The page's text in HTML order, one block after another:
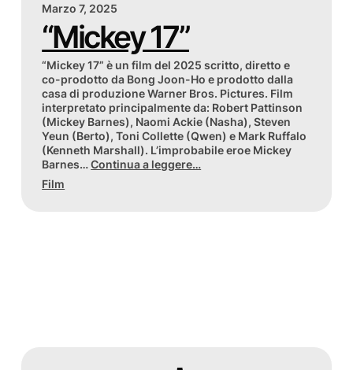
Marzo 7, 2025
“Mickey 17”
“Mickey 17” è un film del 2025 scritto, diretto e
co-prodotto da Bong Joon-Ho e prodotto dalla
casa di produzione Warner Bros. Pictures. Film
interpretato principalmente da: Robert Pattinson
(Mickey Barnes), Naomi Ackie (Nasha), Steven
Yeun (Berto), Toni Collette (Qwen) e Mark Ruffalo
(Kenneth Marshall). L’improbabile eroe Mickey
Barnes…Continua a leggere…
Film